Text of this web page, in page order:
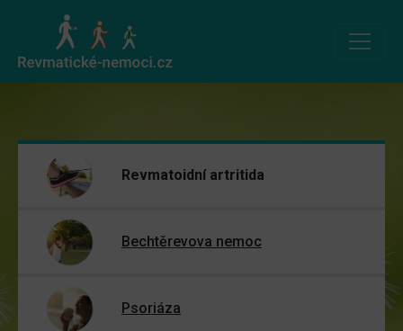
Revmatoidní artritida
Bechtěrevova nemoc
Psoriáza